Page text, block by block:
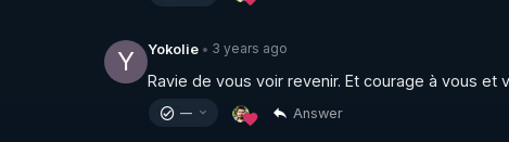
Y Yokolie • 3 years ago
Ravie de vous voir revenir. Et courage à vous et
— Answer